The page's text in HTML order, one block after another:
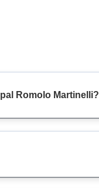
Romolo Martinelli?